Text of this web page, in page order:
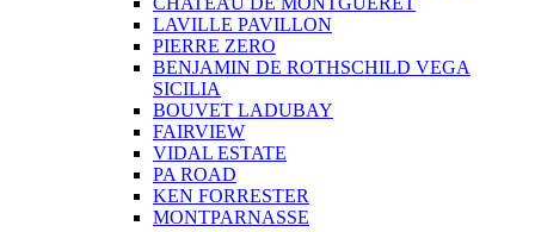
LAVILLE PAVILLON
PIERRE ZERO
BENJAMIN DE ROTHSCHILD VEGA
SICILIA
BOUVET LADUBAY
FAIRVIEW
VIDAL ESTATE
PA ROAD
KEN FORRESTER
MONTPARNASSE